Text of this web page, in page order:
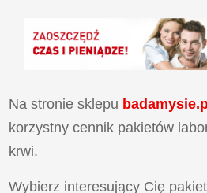
Na stronie sklepu
korzystny cennik pakietów
krwi.
Wybierz interesujący Cię